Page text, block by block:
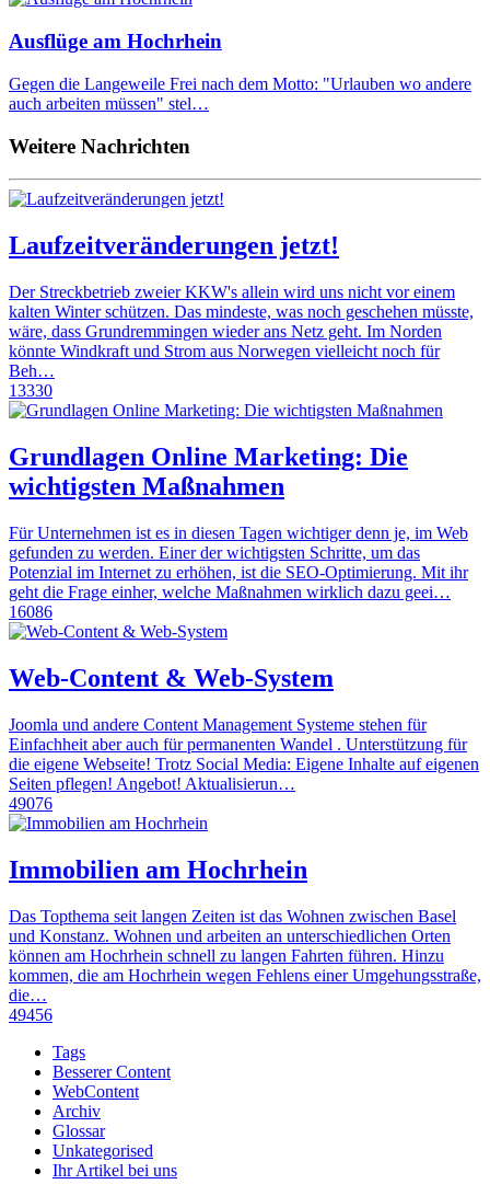
Ausflüge am Hochrhein
Gegen die Langeweile Frei nach dem Motto: "Urlauben wo andere
auch arbeiten müssen" stel…
Weitere Nachrichten
Laufzeitveränderungen jetzt!
Der Streckbetrieb zweier KKW's allein wird uns nicht vor einem
kalten Winter schützen. Das mindeste, was noch geschehen müsste,
wäre, dass Grundremmingen wieder ans Netz geht. Im Norden
könnte Windkraft und Strom aus Norwegen vielleicht noch für
Beh…
13330
Grundlagen Online Marketing: Die
wichtigsten Maßnahmen
Für Unternehmen ist es in diesen Tagen wichtiger denn je, im Web
gefunden zu werden. Einer der wichtigsten Schritte, um das
Potenzial im Internet zu erhöhen, ist die SEO-Optimierung. Mit ihr
geht die Frage einher, welche Maßnahmen wirklich dazu geei…
16086
Web-Content & Web-System
Joomla und andere Content Management Systeme stehen für
Einfachheit aber auch für permanenten Wandel . Unterstützung für
die eigene Webseite! Trotz Social Media: Eigene Inhalte auf eigenen
Seiten pflegen! Angebot! Aktualisierun…
49076
Immobilien am Hochrhein
Das Topthema seit langen Zeiten ist das Wohnen zwischen Basel
und Konstanz. Wohnen und arbeiten an unterschiedlichen Orten
können am Hochrhein schnell zu langen Fahrten führen. Hinzu
kommen, die am Hochrhein wegen Fehlens einer Umgehungsstraße,
die…
49456
Tags
Besserer Content
WebContent
Archiv
Glossar
Unkategorised
Ihr Artikel bei uns